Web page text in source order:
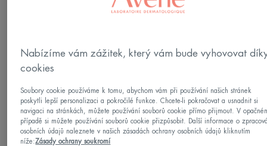
Citlivá pokožka
Vyrobeno v Francii
MLÉKO PRO DĚTI SPF50+ poskytuje optimální
ochranu před UV zářením pro citlivou dětskou
Nabízíme vám zážitek, který vám bude vyhovovat
cookies
Soubory cookie používáme k tomu, abychom vám při používání našich stránek
poskytli lepší personalizaci a pokročilé funkce. Chcete-li pokračovat a usnadnit si
navigaci na stránkách, můžete používání souborů cookie přímo přijmout. V
případě si můžete používání souborů cookie přizpůsobit. Další informace o
osobních údajů naleznete v našich zásadách ochrany osobních údajů kliknutím
níže:Zásady ochrany soukromí